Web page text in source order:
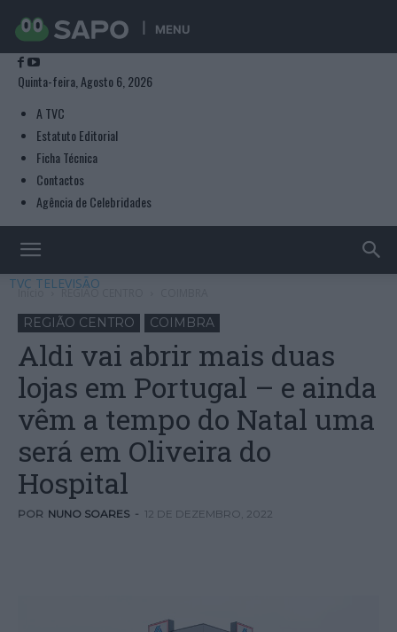
MENU
Quinta-feira, Agosto 6, 2026
A TVC
Estatuto Editorial
Ficha Técnica
Contactos
Agência de Celebridades
TVC TELEVISÃO
Início REGIÃO CENTRO
REGIÃO CENTRO COIMBRA
Aldi vai abrir mais duas
lojas em Portugal – e ainda
vêm a tempo do Natal uma
será em Oliveira do
Hospital
POR NUNO SOARES - 12 DE DEZEMBRO, 2022